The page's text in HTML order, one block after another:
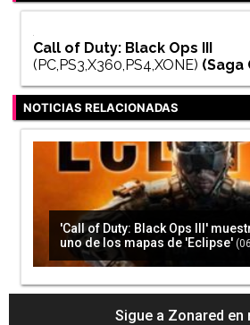
Call of Duty: Black Ops III
(PC,PS3,X360,PS4,XONE) (Saga
NOTICIAS RELACIONADAS
'Call of Duty: Black Ops III'
uno de los mapas de 'Eclipse'
Sigue a Zonared en